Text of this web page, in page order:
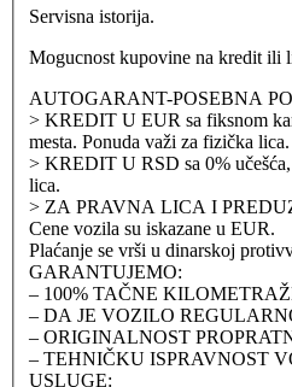
Servisna istorija.
Mogucnost kupovine na kredit ili
AUTOGARANT-POSEBNA
> KREDIT U EUR sa fiksnom
mesta. Ponuda važi za fizička lica.
> KREDIT U RSD sa 0% učešća, do
lica.
> ZA PRAVNA LICA I
Cene vozila su iskazane u EUR.
Plaćanje se vrši u dinarskoj
GARANTUJEMO:
– 100% TAČNE
– DA JE VOZILO
– ORIGINALNOST
– TEHNIČKU ISPRAVNOST
USLUGE: